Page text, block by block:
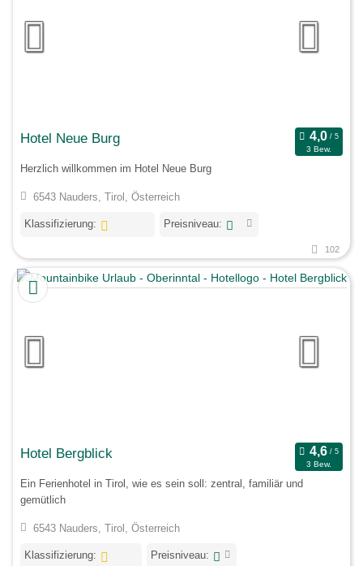
Hotel Neue Burg
3 Bew.
Herzlich willkommen im Hotel Neue Burg
6543 Nauders, Tirol, Österreich
Klassifizierung: Preisniveau:
102
Hotel Bergblick
3 Bew.
Ein Ferienhotel in Tirol, wie es sein soll: zentral, familiär und
gemütlich
6543 Nauders, Tirol, Österreich
Klassifizierung: Preisniveau: